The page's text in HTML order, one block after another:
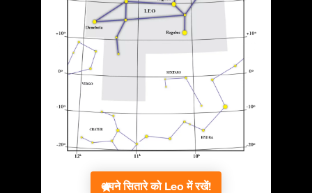
अपने सितारे को Leo में रखें!